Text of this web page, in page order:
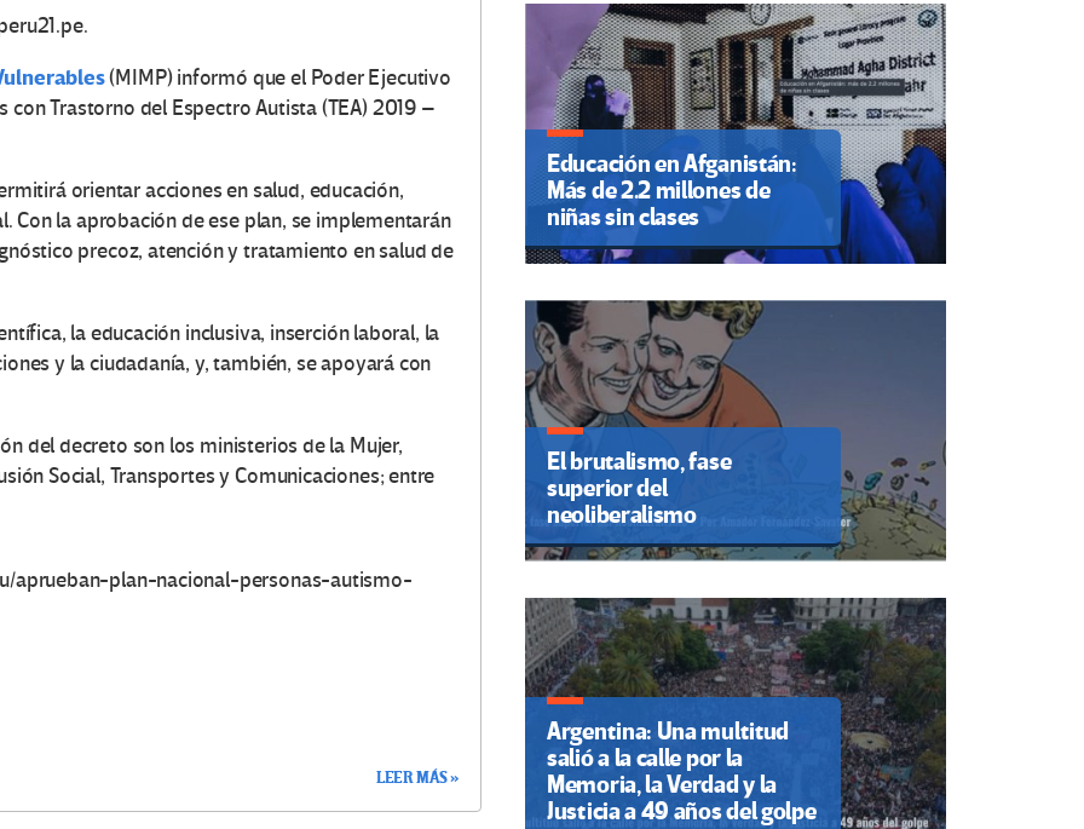
(MIMP) informó que el Poder Ejecutivo
con Trastorno del Espectro Autista (TEA) 2019 –
orientar acciones en salud, educación,
Con la aprobación de ese plan, se implementarán
precoz, atención y tratamiento en salud de
la educación inclusiva, inserción laboral, la
y la ciudadanía, y, también, se apoyará con
del decreto son los ministerios de la Mujer,
Social, Transportes y Comunicaciones; entre
aprueban-plan-nacional-personas-autismo-
LEER MÁS »
Educación en Afganistán:
Más de 2.2 millones de
niñas sin clases
El brutalismo, fase
superior del
neoliberalismo
Argentina: Una multitud
salió a la calle por la
Memoria, la Verdad y la
Justicia a 49 años del golpe